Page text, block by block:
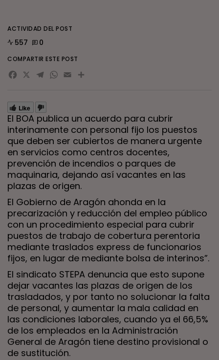
Like
El BOA publica un acuerdo para cubrir
interinamente con personal fijo los puestos
que deben ser cubiertos de manera urgente
en servicios como centros docentes,
prevención de incendios o parques de
maquinaria, dejando así vacantes en las
plazas de origen.
El Gobierno de Aragón ahonda en la
precarización y reducción del empleo público
con un procedimiento especial para cubrir
puestos de trabajo de cobertura perentoria
mediante traslados express de funcionarios
fijos, en lugar de mediante bolsa de interinos”.
El sindicato STEPA denuncia que esto supone
dejar vacantes las plazas de origen de los
trasladados, y por tanto no solucionar la falta
de personal, y aumentar la mala calidad en
las condiciones laborales, cuando ya el 66,5%
de los empleados en la Administración
General de Aragón tiene destino provisional o
de sustitución.
ACTIVIDAD DEL POST
557 0
COMPARTIR ESTE POST
Facebook
X Telegram
WhatsApp
EmailCompartir